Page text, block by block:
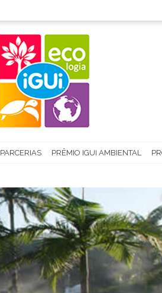
PARCERIAS PRÊMIO IGUI AMBIENTAL